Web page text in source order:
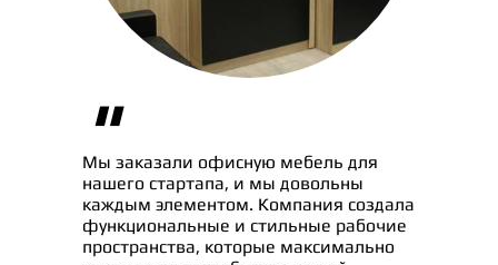
"
Мы заказали офисную мебель для
нашего стартапа, и мы довольны
каждым элементом. Компания создала
функциональные и стильные рабочие
пространства, которые максимально